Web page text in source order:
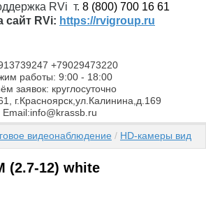
RVi т. 8 (800) 700 16 61
сайт RVi: https://rvigroup.ru
+79029473220
работы: 9:00 - 18:00
заявок: круглосуточно
г.Красноярск,ул.Калинина,д.169
Email:info@krassb.ru
видеонаблюдение / HD-камеры
(2.7-12) white